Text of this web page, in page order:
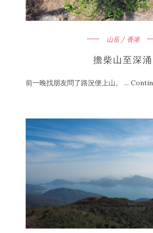
山岳 / 香港
擔柴山至深涌
前一晚找朋友問了路況便上山。 ...